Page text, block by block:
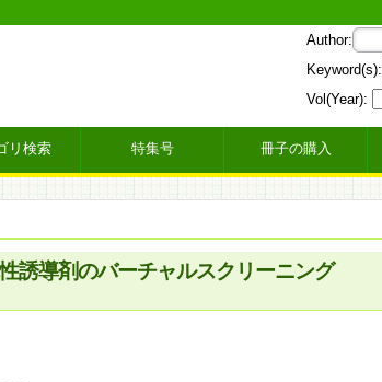
Author:
Keyword(s):
Vol(Year):
リ検索 特集号 冊子の購入
誘導剤のバーチャルスクリーニング